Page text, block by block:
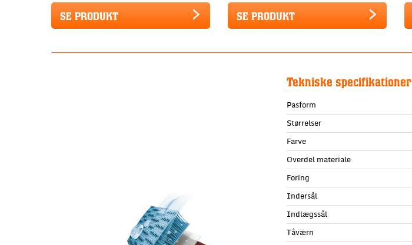
SE PRODUKT SE PRODUKT
Tekniske specifikationer
Pasform
Størrelser
Farve
Overdel materiale
Foring
Indersål
Indlægssål
Tåværn